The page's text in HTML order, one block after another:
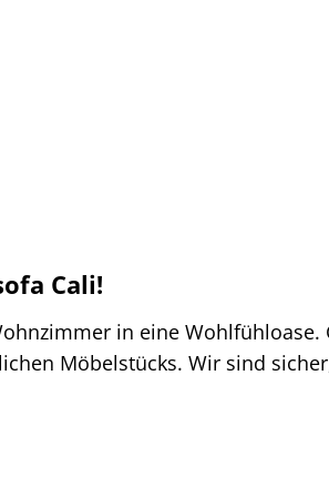
Cali!
in eine Wohlfühloase.
Möbelstücks. Wir sind